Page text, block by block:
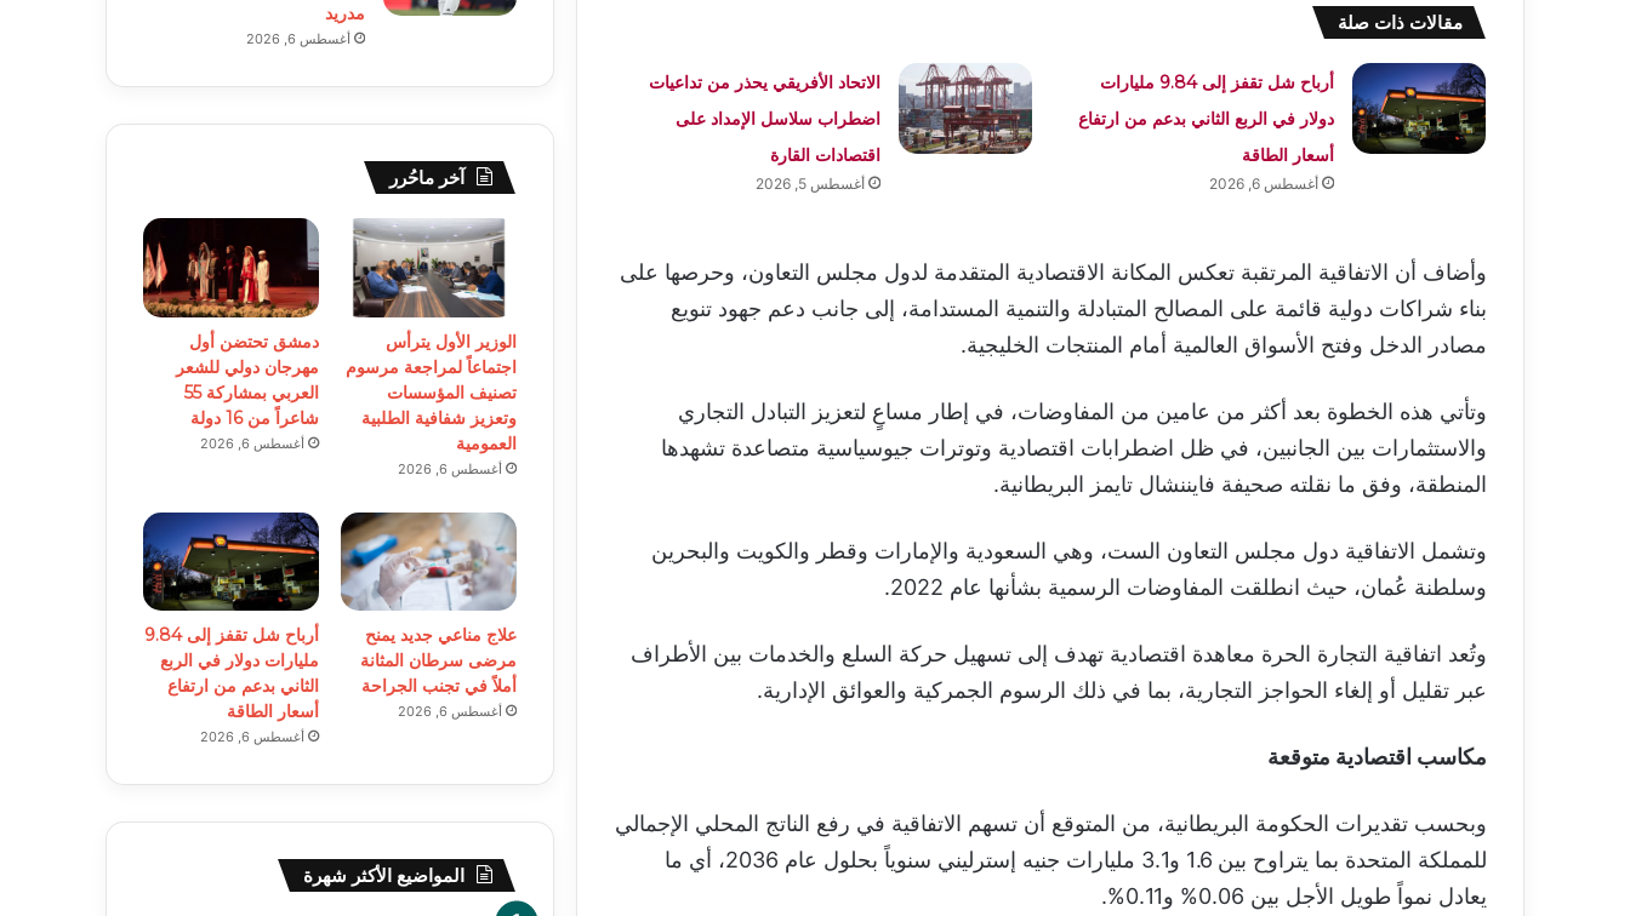
مقالات ذات صلة
أرباح شل تقفز إلى 9.84 مليارات
دولار في الربع الثاني بدعم من ارتفاع
أسعار الطاقة
أغسطس 6, 2026
الاتحاد الأفريقي يحذر من تداعيات
اضطراب سلاسل الإمداد على
اقتصادات القارة
أغسطس 5, 2026
وأضاف أن الاتفاقية المرتقبة تعكس المكانة الاقتصادية المتقدمة لدول مجلس التعاون، وحرصها على
بناء شراكات دولية قائمة على المصالح المتبادلة والتنمية المستدامة، إلى جانب دعم جهود تنويع
مصادر الدخل وفتح الأسواق العالمية أمام المنتجات الخليجية.
وتأتي هذه الخطوة بعد أكثر من عامين من المفاوضات، في إطار مساعٍ لتعزيز التبادل التجاري
والاستثمارات بين الجانبين، في ظل اضطرابات اقتصادية وتوترات جيوسياسية متصاعدة تشهدها
المنطقة، وفق ما نقلته صحيفة فايننشال تايمز البريطانية.
وتشمل الاتفاقية دول مجلس التعاون الست، وهي السعودية والإمارات وقطر والكويت والبحرين
وسلطنة عُمان، حيث انطلقت المفاوضات الرسمية بشأنها عام 2022.
وتُعد اتفاقية التجارة الحرة معاهدة اقتصادية تهدف إلى تسهيل حركة السلع والخدمات بين الأطراف
عبر تقليل أو إلغاء الحواجز التجارية، بما في ذلك الرسوم الجمركية والعوائق الإدارية.
مكاسب اقتصادية متوقعة
وبحسب تقديرات الحكومة البريطانية، من المتوقع أن تسهم الاتفاقية في رفع الناتج المحلي الإجمالي
للمملكة المتحدة بما يتراوح بين 1.6 و3.1 مليارات جنيه إسترليني سنوياً بحلول عام 2036، أي ما
يعادل نمواً طويل الأجل بين 0.06% و0.11%.
مدريد
أغسطس 6, 2026
آخر ماحُرر
الوزير الأول يترأس
اجتماعاً لمراجعة مرسوم
تصنيف المؤسسات
وتعزيز شفافية الطلبية
العمومية
أغسطس 6, 2026
دمشق تحتضن أول
مهرجان دولي للشعر
العربي بمشاركة 55
شاعراً من 16 دولة
أغسطس 6, 2026
علاج مناعي جديد يمنح
مرضى سرطان المثانة
أملاً في تجنب الجراحة
أغسطس 6, 2026
أرباح شل تقفز إلى 9.84
مليارات دولار في الربع
الثاني بدعم من ارتفاع
أسعار الطاقة
أغسطس 6, 2026
المواضيع الأكثر شهرة